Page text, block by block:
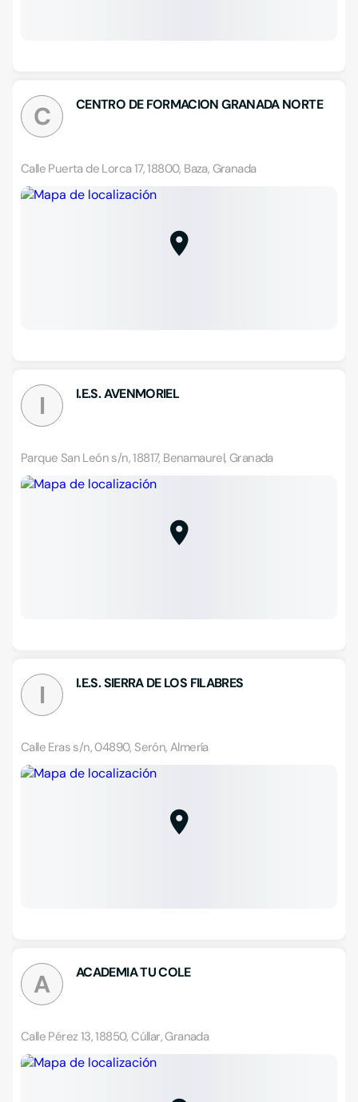
C CENTRO DE FORMACION GRANADA NORTE
Calle Puerta de Lorca 17, 18800, Baza, Granada
I I.E.S. AVENMORIEL
Parque San León s/n, 18817, Benamaurel, Granada
I I.E.S. SIERRA DE LOS FILABRES
Calle Eras s/n, 04890, Serón, Almería
A ACADEMIA TU COLE
Calle Pérez 13, 18850, Cúllar, Granada